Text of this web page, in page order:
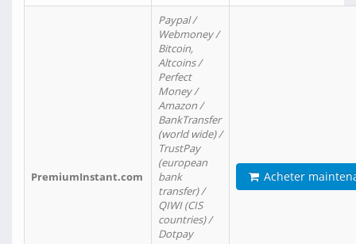
PremiumInstant.com
Paypal /
Webmoney /
Bitcoin,
Altcoins /
Perfect
Money /
Amazon /
BankTransfer
(world wide) /
TrustPay
(european
bank
transfer) /
QIWI (CIS
countries) /
Dotpay
Acheter